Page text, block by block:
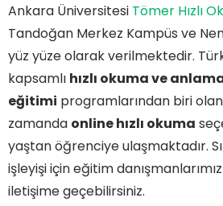
Ankara Üniversitesi Tömer Hızlı
Tandoğan Merkez Kampüs ve
yüz yüze olarak verilmektedir.
kapsamlı hızlı okuma ve
eğitimi programlarından biri olan
zamanda online hızlı okuma
yaştan öğrenciye ulaşmaktadır.
işleyişi için eğitim
iletişime geçebilirsiniz.